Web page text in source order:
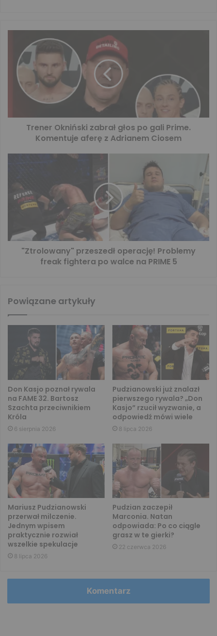
Trener Okniński zabrał głos po gali Prime.
Komentuje aferę z Adrianem Ciosem
"Ztrolowany" przeszedł operację! Problemy
freak fightera po walce na PRIME 5
Powiązane artykuły
Don Kasjo poznał rywala
na FAME 32. Bartosz
Szachta przeciwnikiem
Króla
6 sierpnia 2026
Pudzianowski już znalazł
pierwszego rywala? „Don
Kasjo” rzucił wyzwanie, a
odpowiedź mówi wiele
8 lipca 2026
Mariusz Pudzianowski
przerwał milczenie.
Jednym wpisem
praktycznie rozwiał
wszelkie spekulacje
8 lipca 2026
Pudzian zaczepił
Marconia. Natan
odpowiada: Po co ciągle
grasz w te gierki?
22 czerwca 2026
Komentarz